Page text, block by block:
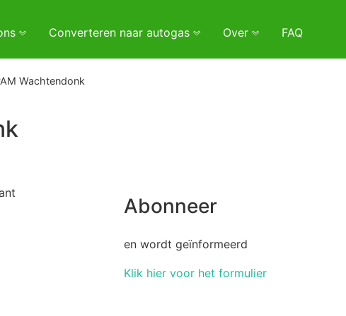
Converteren naar autogas Over FAQ
Wachtendonk
Abonneer
en wordt geïnformeerd
Klik hier voor het formulier